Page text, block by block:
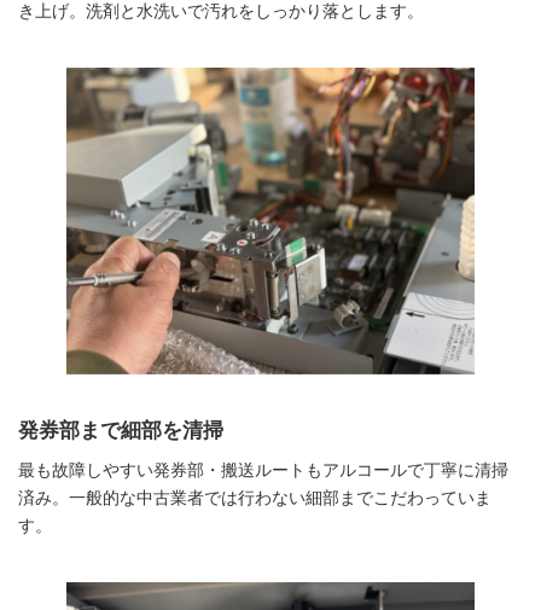
き上げ。洗剤と水洗いで汚れをしっかり落とします。
発券部まで細部を清掃
最も故障しやすい発券部・搬送ルートもアルコールで丁寧に清掃
済み。一般的な中古業者では行わない細部までこだわっていま
す。